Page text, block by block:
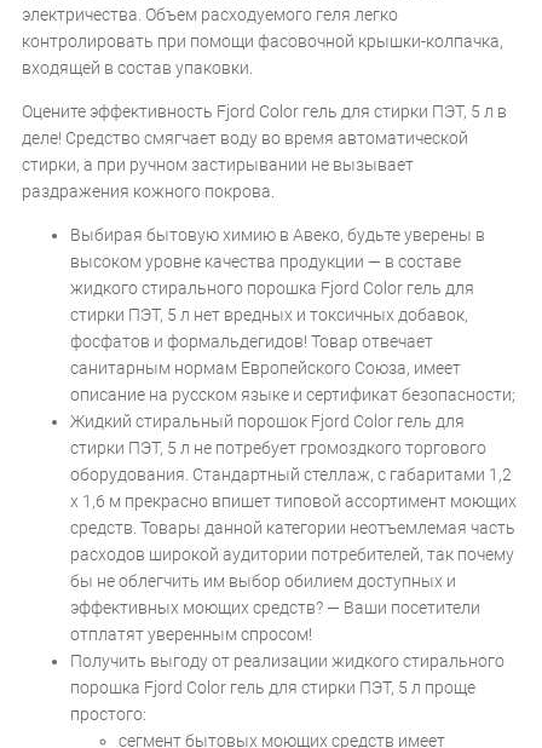
электричества. Объем расходуемого геля легко
контролировать при помощи фасовочной крышки-колпачка,
входящей в состав упаковки.
Оцените эффективность Fjord Color гель для стирки ПЭТ, 5 л в
деле! Средство смягчает воду во время автоматической
стирки, а при ручном застирывании не вызывает
раздражения кожного покрова.
Выбирая бытовую химию в Авеко, будьте уверены в
высоком уровне качества продукции — в составе
жидкого стирального порошка Fjord Color гель для
стирки ПЭТ, 5 л нет вредных и токсичных добавок,
фосфатов и формальдегидов! Товар отвечает
санитарным нормам Европейского Союза, имеет
описание на русском языке и сертификат безопасности;
Жидкий стиральный порошок Fjord Color гель для
стирки ПЭТ, 5 л не потребует громоздкого торгового
оборудования. Стандартный стеллаж, с габаритами 1,2
х 1,6 м прекрасно впишет типовой ассортимент моющих
средств. Товары данной категории неотъемлемая часть
расходов широкой аудитории потребителей, так почему
бы не облегчить им выбор обилием доступных и
эффективных моющих средств? — Ваши посетители
отплатят уверенным спросом!
Получить выгоду от реализации жидкого стирального
порошка Fjord Color гель для стирки ПЭТ, 5 л проще
простого:
сегмент бытовых моющих средств имеет